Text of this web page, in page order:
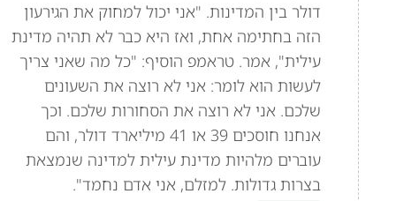
דולר בין המדינות. "אני יכול למחוק את הגירעון
הזה בחתימה אחת, ואז היא כבר לא תהיה מדינת
עילית", אמר. טראמפ הוסיף: "כל מה שאני צריך
לעשות הוא לומר: אני לא רוצה את השעונים
שלכם. אני לא רוצה את הסחורות שלכם. וכך
אנחנו חוסכים 39 או 41 מיליארד דולר, והם
עוברים מלהיות מדינת עילית למדינה שנמצאת
בצרות גדולות. למזלם, אני אדם נחמד".